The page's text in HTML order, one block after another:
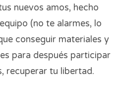
nuevos amos, hecho
(no te alarmes, lo
conseguir materiales y
para después participar
recuperar tu libertad.